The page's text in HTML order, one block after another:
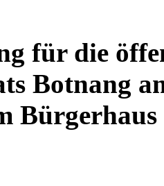
für die
Botnang